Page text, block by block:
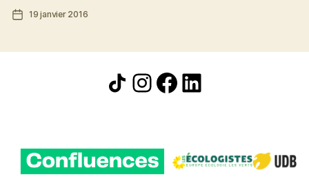
poussons
développement
Date19 janvier 2016
Icône de partage
Instagram
Facebook
LinkedIn